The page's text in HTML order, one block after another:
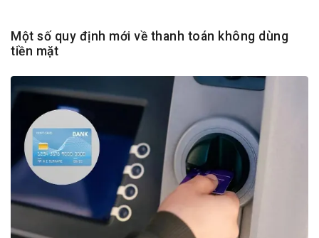
Một số quy định mới về thanh toán không dùng
tiền mặt